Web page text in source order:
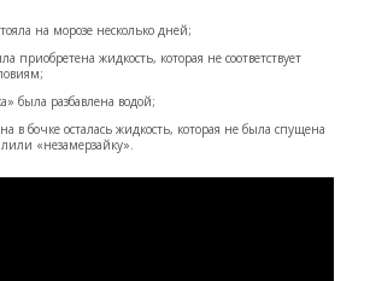
на морозе несколько дней;
приобретена жидкость, которая не соответствует
была разбавлена водой;
в бочке осталась жидкость, которая не была спущена
«незамерзайку».